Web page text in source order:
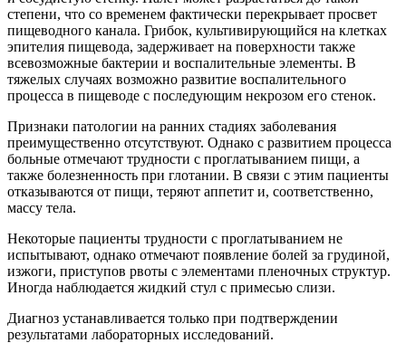
степени, что со временем фактически перекрывает просвет
пищеводного канала. Грибок, культивирующийся на клетках
эпителия пищевода, задерживает на поверхности также
всевозможные бактерии и воспалительные элементы. В
тяжелых случаях возможно развитие воспалительного
процесса в пищеводе с последующим некрозом его стенок.
Признаки патологии на ранних стадиях заболевания
преимущественно отсутствуют. Однако с развитием процесса
больные отмечают трудности с проглатыванием пищи, а
также болезненность при глотании. В связи с этим пациенты
отказываются от пищи, теряют аппетит и, соответственно,
массу тела.
Некоторые пациенты трудности с проглатыванием не
испытывают, однако отмечают появление болей за грудиной,
изжоги, приступов рвоты с элементами пленочных структур.
Иногда наблюдается жидкий стул с примесью слизи.
Диагноз устанавливается только при подтверждении
результатами лабораторных исследований.